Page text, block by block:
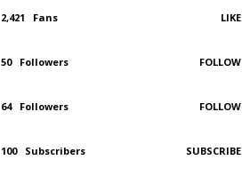
2,421 Fans LIKE
50 Followers FOLLOW
64 Followers FOLLOW
100 Subscribers SUBSCRIBE